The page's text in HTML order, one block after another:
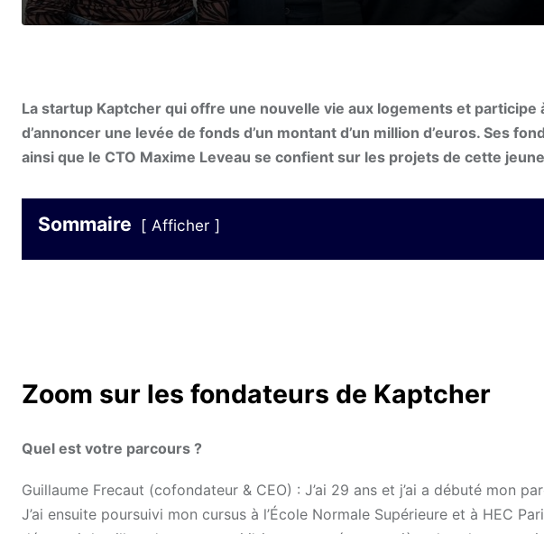
La startup Kaptcher qui offre une nouvelle vie aux logements et
d’annoncer une levée de fonds d’un montant d’un million d’euros. Ses
ainsi que le CTO Maxime Leveau se confient sur les projets de cette
Sommaire Afficher
Zoom sur les fondateurs de Kaptcher
Quel est votre parcours ?
Guillaume Frecaut (cofondateur & CEO) : J’ai 29 ans et j’ai a débuté mon
J’ai ensuite poursuivi mon cursus à l’École Normale Supérieure et à HEC